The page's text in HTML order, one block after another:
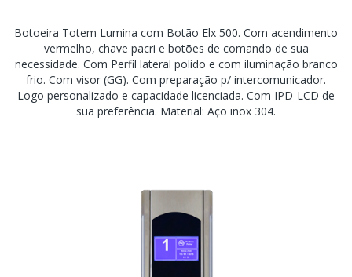
Botoeira Totem Lumina com Botão Elx 500. Com acendimento
vermelho, chave pacri e botões de comando de sua
necessidade. Com Perfil lateral polido e com iluminação branco
frio. Com visor (GG). Com preparação p/ intercomunicador.
Logo personalizado e capacidade licenciada. Com IPD-LCD de
sua preferência. Material: Aço inox 304.